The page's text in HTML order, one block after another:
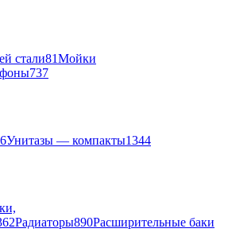
стали81Мойки
737
Унитазы — компакты1344
Радиаторы890Расширительные баки